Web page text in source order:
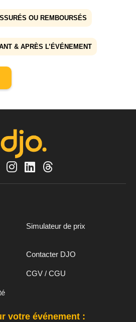
OU REMBOURSÉS
& APRÈS L’ÉVÉNEMENT
Simulateur de prix
Contacter DJO
CGV / CGU
votre événement :